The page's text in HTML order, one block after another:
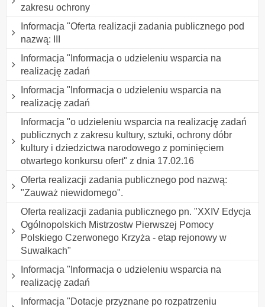
zakresu ochrony
Informacja "Oferta realizacji zadania publicznego pod
nazwą: III
Informacja "Informacja o udzieleniu wsparcia na
realizację zadań
Informacja "Informacja o udzieleniu wsparcia na
realizację zadań
Informacja "o udzieleniu wsparcia na realizację zadań
publicznych z zakresu kultury, sztuki, ochrony dóbr
kultury i dziedzictwa narodowego z pominięciem
otwartego konkursu ofert" z dnia 17.02.16
Oferta realizacji zadania publicznego pod nazwą:
"Zauważ niewidomego".
Oferta realizacji zadania publicznego pn. "XXIV Edycja
Ogólnopolskich Mistrzostw Pierwszej Pomocy
Polskiego Czerwonego Krzyża - etap rejonowy w
Suwałkach"
Informacja "Informacja o udzieleniu wsparcia na
realizację zadań
Informacja "Dotacje przyznane po rozpatrzeniu